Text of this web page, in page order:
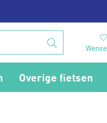
Overige fietsen